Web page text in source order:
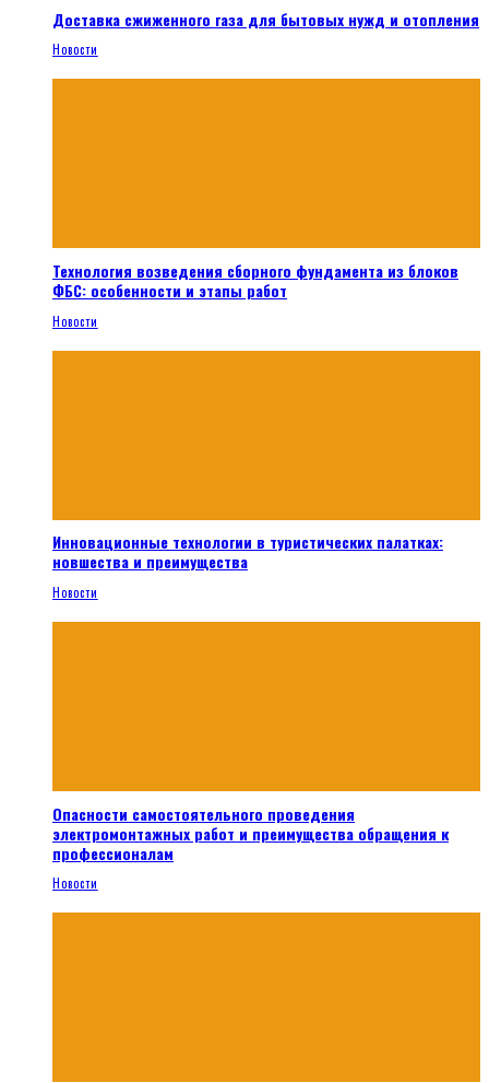
Доставка сжиженного газа для бытовых нужд и отопления
Новости
Технология возведения сборного фундамента из блоков
ФБС: особенности и этапы работ
Новости
Инновационные технологии в туристических палатках:
новшества и преимущества
Новости
Опасности самостоятельного проведения
электромонтажных работ и преимущества обращения к
профессионалам
Новости